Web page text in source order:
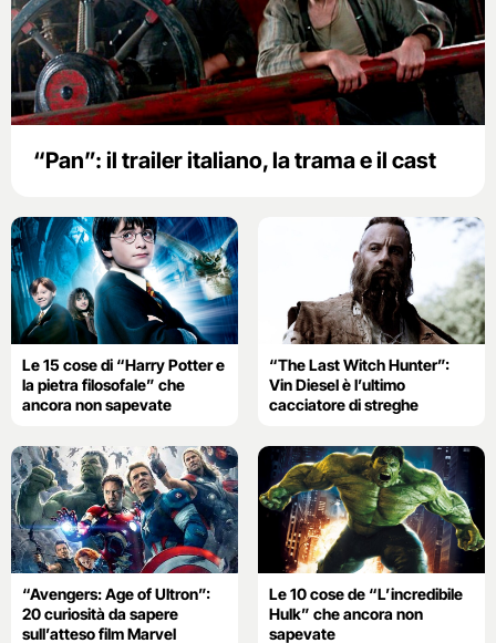
“Pan”: il trailer italiano, la trama e il cast
Le 15 cose di “Harry Potter e
la pietra filosofale” che
ancora non sapevate
“The Last Witch Hunter”:
Vin Diesel è l’ultimo
cacciatore di streghe
“Avengers: Age of Ultron”:
20 curiosità da sapere
sull’atteso film Marvel
Le 10 cose de “L’incredibile
Hulk” che ancora non
sapevate